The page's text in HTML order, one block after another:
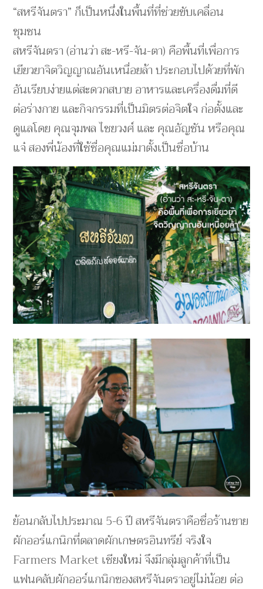
“สหรีจันตรา” ก็เป็นหนึ่งในพื้นที่ที่ช่วยขับเคลื่อน
ชุมชน
สหรีจันตรา (อ่านว่า สะ-หรี-จัน-ตา) คือพื้นที่เพื่อการ
เยียวยาจิตวิญญาณอันเหนื่อยล้า ประกอบไปด้วยที่พัก
อันเรียบง่ายแต่สะดวกสบาย อาหารและเครื่องดื่มที่ดี
ต่อร่างกาย และกิจกรรมที่เป็นมิตรต่อจิตใจ ก่อตั้งและ
ดูแลโดย คุณจุมพล ไชยวงศ์ และ คุณอัญชัน หรือคุณ
แจ๋ สองพี่น้องที่ใช้ชื่อคุณแม่มาตั้งเป็นชื่อบ้าน
ย้อนกลับไปประมาณ 5-6 ปี สหรีจันตราคือชื่อร้านขาย
ผักออร์แกนิกที่ตลาดผักเกษตรอินทรีย์ จริงใจ
Farmers Market เชียงใหม่ จึงมีกลุ่มลูกค้าที่เป็น
แฟนคลับผักออร์แกนิกของสหรีจันตราอยู่ไม่น้อย ต่อ